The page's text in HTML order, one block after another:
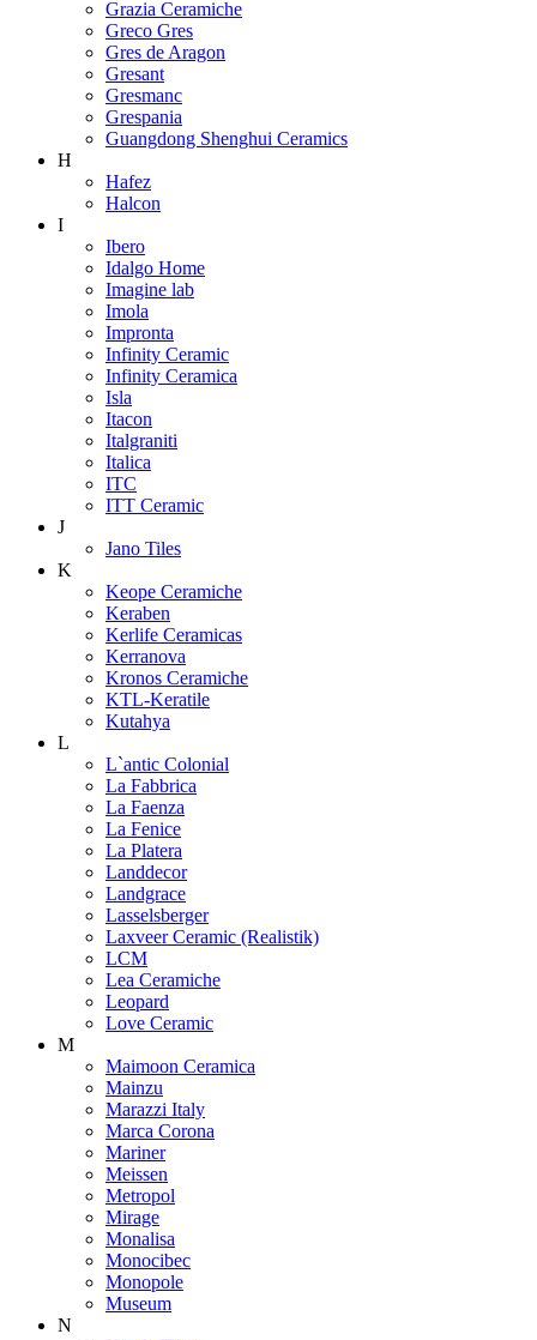
Grazia Ceramiche
Greco Gres
Gres de Aragon
Gresant
Gresmanc
Grespania
Guangdong Shenghui Ceramics
H
Hafez
Halcon
I
Ibero
Idalgo Home
Imagine lab
Imola
Impronta
Infinity Ceramic
Infinity Ceramica
Isla
Itacon
Italgraniti
Italica
ITC
ITT Ceramic
J
Jano Tiles
K
Keope Ceramiche
Keraben
Kerlife Ceramicas
Kerranova
Kronos Ceramiche
KTL-Keratile
Kutahya
L
L`antic Colonial
La Fabbrica
La Faenza
La Fenice
La Platera
Landdecor
Landgrace
Lasselsberger
Laxveer Ceramic (Realistik)
LCM
Lea Ceramiche
Leopard
Love Ceramic
M
Maimoon Ceramica
Mainzu
Marazzi Italy
Marca Corona
Mariner
Meissen
Metropol
Mirage
Monalisa
Monocibec
Monopole
Museum
N